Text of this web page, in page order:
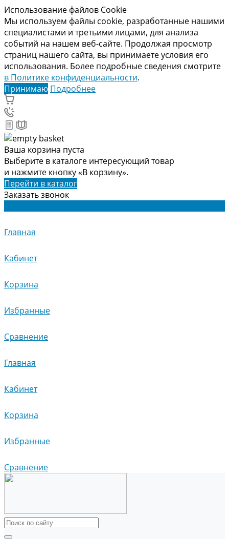
Использование файлов Cookie
Мы используем файлы cookie, разработанные нашими
специалистами и третьими лицами, для анализа
событий на нашем веб-сайте. Продолжая просмотр
страниц нашего сайта, вы принимаете условия его
использования. Более подробные сведения смотрите
в Политике конфиденциальности.
Принимаю Подробнее
Ваша корзина пуста
Выберите в каталоге интересующий товар
и нажмите кнопку «В корзину».
Перейти в каталог
Заказать звонок
Главная
Кабинет
Корзина
Избранные
Сравнение
Главная
Кабинет
Корзина
Избранные
Сравнение